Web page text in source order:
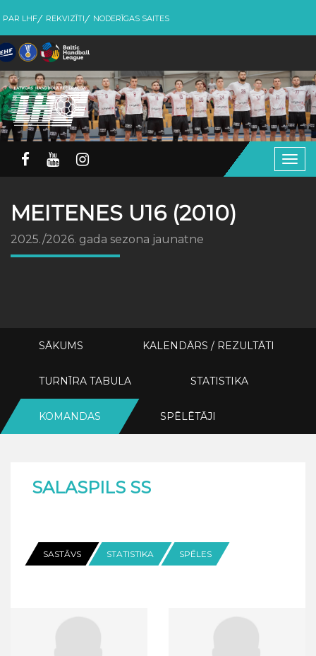
PAR LHF REKVIZĪTI NODERĪGAS SAITES
MEITENES U16 (2010)
2025./2026. gada sezona jaunatne
SĀKUMS KALENDĀRS / REZULTĀTI
TURNĪRA TABULA STATISTIKA
KOMANDAS SPĒLĒTĀJI
SALASPILS SS
SASTĀVS STATISTIKA SPĒLES